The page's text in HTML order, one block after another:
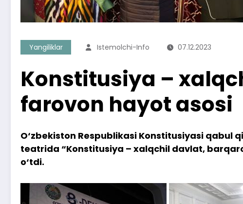
Yangiliklar Istemolchi-Info 07.12.2023
Konstitusiya –
farovon hayot asosi
O‘zbekiston Respublikasi Konstitusiyasi
teatrida “Konstitusiya – xalqchil davlat,
o‘tdi.